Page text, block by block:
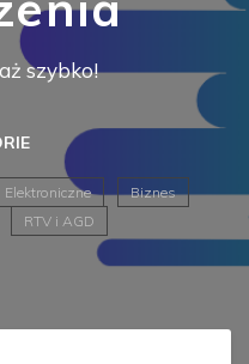
szybko!
Elektroniczne
Biznes
RTV i AGD